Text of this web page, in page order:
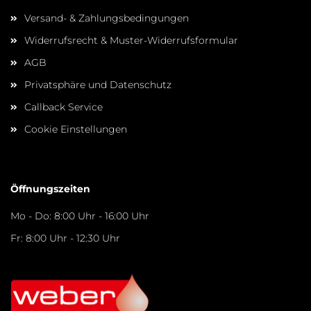
Versand- & Zahlungsbedingungen
Widerrufsrecht & Muster-Widerrufsformular
AGB
Privatsphäre und Datenschutz
Callback Service
Cookie Einstellungen
Öffnungszeiten
Mo - Do: 8:00 Uhr - 16:00 Uhr
Fr: 8:00 Uhr - 12:30 Uhr